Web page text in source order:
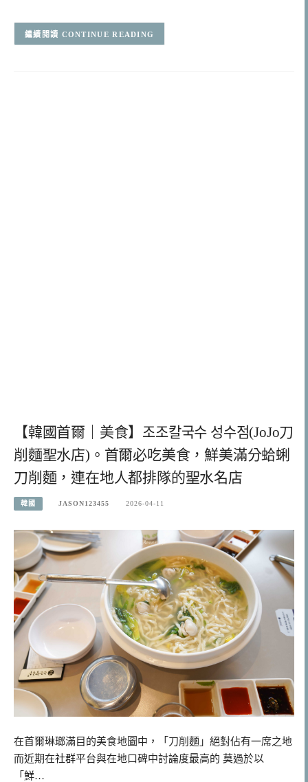
CONTINUE READING
【韓國首爾｜美食】조조칼국수 성수점(JoJo刀
削麵聖水店)。首爾必吃美食，鮮美滿分蛤蜊
刀削麵，連在地人都排隊的聖水名店
韓國 JASON123455 2026-04-11
在首爾琳瑯滿目的美食地圖中，「刀削麵」絕對佔有一席之地
而近期在社群平台與在地口碑中討論度最高的 莫過於以
「鮮…